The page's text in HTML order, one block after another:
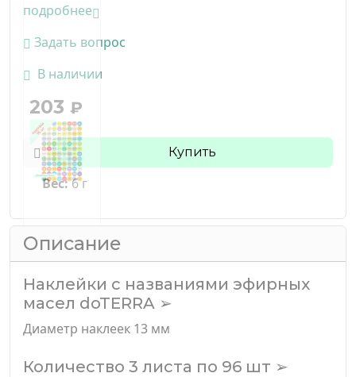
подробнее
Задать вопрос
В наличии
203 ₽
Купить
Вес:6 г
Описание
Наклейки с названиями эфирных
масел doTERRA ➢
Диаметр наклеек 13 мм
Количество 3 листа по 96 шт ➢